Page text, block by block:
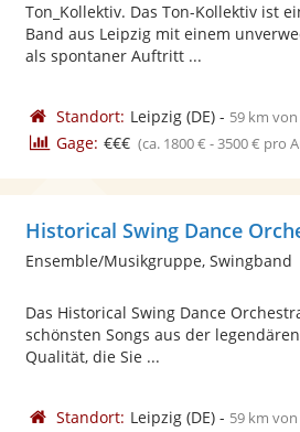
Ton_Kollektiv. Das Ton-Kollektiv ist
Band aus Leipzig mit einem
als spontaner Auftritt ...
Standort: Leipzig(DE)- 59 km
Gage: €€€ (ca. 1800 € - 3500 € pro
Historical Swing Dance
Ensemble/Musikgruppe, Swingband
Das Historical Swing Dance
schönsten Songs aus der
Qualität, die Sie ...
Standort: Leipzig(DE)- 59 km